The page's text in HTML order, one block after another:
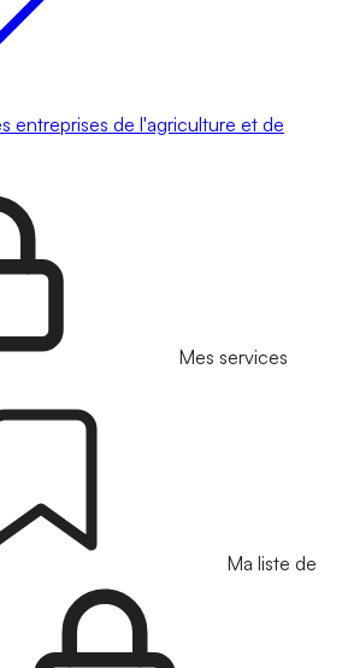
entreprises de l'agriculture et de
Mes services
Ma liste de